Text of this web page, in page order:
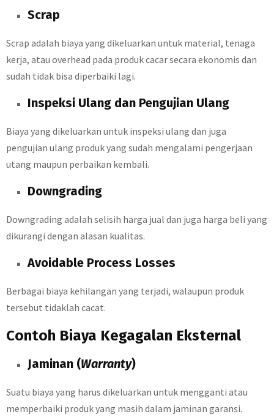
Scrap
Scrap adalah biaya yang dikeluarkan untuk material, tenaga
kerja, atau overhead pada produk cacar secara ekonomis dan
sudah tidak bisa diperbaiki lagi.
Inspeksi Ulang dan Pengujian Ulang
Biaya yang dikeluarkan untuk inspeksi ulang dan juga
pengujian ulang produk yang sudah mengalami pengerjaan
utang maupun perbaikan kembali.
Downgrading
Downgrading adalah selisih harga jual dan juga harga beli yang
dikurangi dengan alasan kualitas.
Avoidable Process Losses
Berbagai biaya kehilangan yang terjadi, walaupun produk
tersebut tidaklah cacat.
Contoh Biaya Kegagalan Eksternal
Jaminan (Warranty)
Suatu biaya yang harus dikeluarkan untuk mengganti atau
memperbaiki produk yang masih dalam jaminan garansi.